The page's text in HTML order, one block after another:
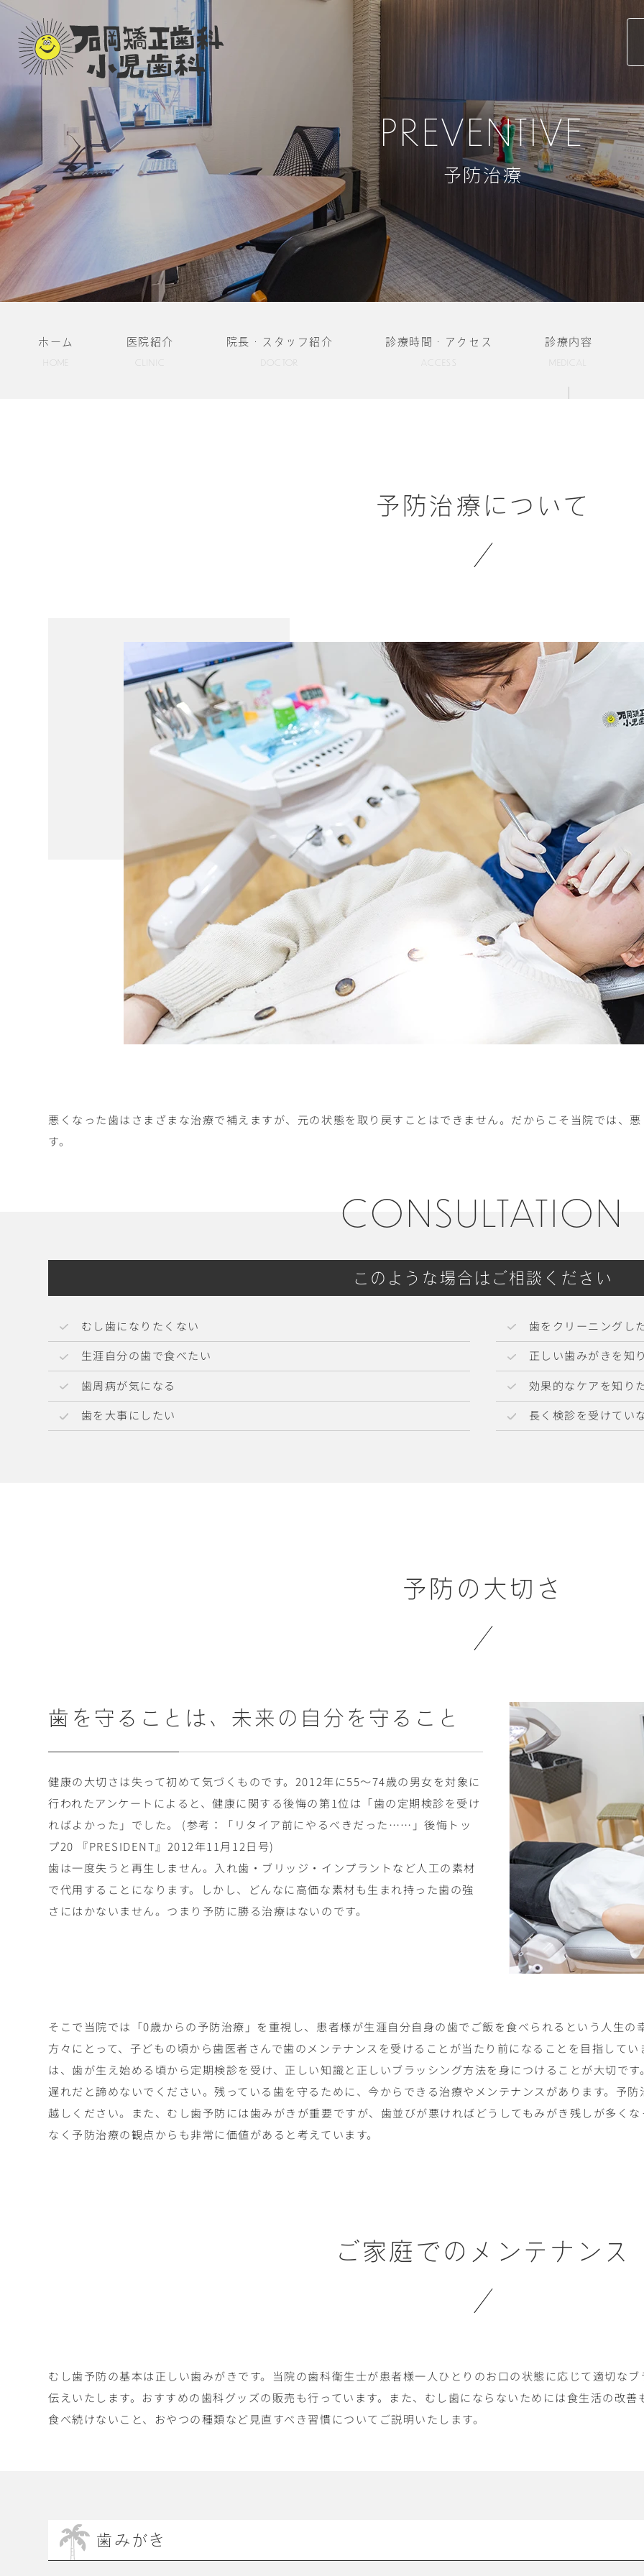
PREVENTIVE
予防治療
ホーム
HOME
医院紹介 院長・スタッフ紹介
DOCTOR
診療時間・アクセス 診療内容
MEDICAL
予防治療について
悪くなった歯はさまざまな治療で補えますが、元の状態を取り戻すことはできません。だからこそ当院では、
す。
CONSULTATION
このような場合はご相談ください
むし歯になりたくない
歯をクリーニングし
生涯自分の歯で食べたい
正しい歯みがきを知
歯周病が気になる
効果的なケアを知り
歯を大事にしたい
長く検診を受けてい
予防の大切さ
歯を守ることは、 未来の自分を守ること
健康の大切さは失って初めて気づくものです。2012年に55～74歳の男女を対象に
行われたアンケートによると、健康に関する後悔の第1位は「歯の定期検診を受け
ればよかった」でした。 (参考：「リタイア前にやるべきだった……」後悔トッ
プ20 『PRESIDENT』2012年11月12日号)
歯は一度失うと再生しません。入れ歯・ブリッジ・インプラントなど人工の素材
で代用することになります。しかし、どんなに高価な素材も生まれ持った歯の強
さにはかないません。つまり予防に勝る治療はないのです。
そこで当院では「0歳からの予防治療」を重視し、患者様が生涯自分自身の歯でご飯を食べられるという人生の
方々にとって、子どもの頃から歯医者さんで歯のメンテナンスを受けることが当たり前になることを目指して
は、歯が生え始める頃から定期検診を受け、正しい知識と正しいブラッシング方法を身につけることが大切で
遅れだと諦めないでください。残っている歯を守るために、今からできる治療やメンテナンスがあります。予
越しください。また、むし歯予防には歯みがきが重要ですが、歯並びが悪ければどうしてもみがき残しが多く
なく予防治療の観点からも非常に価値があると考えています。
ご家庭でのメンテナンス
むし歯予防の基本は正しい歯みがきです。当院の歯科衛生士が患者様一人ひとりのお口の状態に応じて適切な
伝えいたします。おすすめの歯科グッズの販売も行っています。また、むし歯にならないためには食生活の改
食べ続けないこと、おやつの種類など見直すべき習慣についてご説明いたします。
歯みがき